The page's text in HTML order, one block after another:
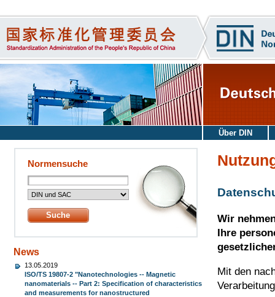
Über DIN
Normensuche
News
13.05.2019
ISO/TS 19807-2 "Nanotechnologies -- Magnetic
nanomaterials -- Part 2: Specification of characteristics
and measurements for nanostructured
Wir
Ihre
Mit den